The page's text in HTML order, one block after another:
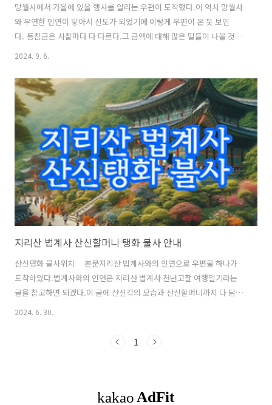
망월사에서 가을에 있을 행사를 알리는 우편이 도착했다.이 역시 망월사
와 우연한 인연이 닿아서 신도가 되었기에 이렇게 우편이 온 듯 보인
다. 동참금은 사찰마다 다 다르다.그 금액에 대해 많은 말들이 나올 것이
염려되어 동참금은 삭제를 하였다. 본 글의 원활한 검색을 위하여 텍스트
14132024년 추석합동차례일시 : 2024년 9월 17일 화요일 (음력 8월 15
일) 오전 10시동참금 : 10만 원장소 : 지장전※ 떡, 과일 등 추석 설판 접
수합니다※ 영구위패 동참자 축원 있습니다. 2024년 가을 나한기도 봉
행합니다.입재 : 10월 11일 금요일 (음력 9월 9일) 오전 10시동참금 : 10
만 원회향 : 10월 17일 목요일..
2024. 9. 6.
지리산 법계사 산신할머니 탱화 불사 안내
산신탱화 불사위치 본문지리산 법계사와의 인연으로 우편물 하나가
도착하였다.법계사와의 인연은 지리산 법계사 천년고찰 여행일기라는
글을 참고하면 되겠다.이 글에 산신각의 모습과 산신할머니까지 다 담겨
있다. 사람이 아무리 잘나 봐야 잠자리는 1평 정도이고 아무리 열심히 돌
인연이 닿아서 모든 소식을 받아볼 수도 없고 그렇기에 불상을 새로 모신
화가 지금부터 몇백 년을 모시게 될지 천년 이상 모시게 될 탱화인지 알
2024. 6. 30.
1